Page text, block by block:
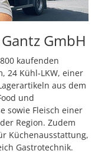
GmbH
kaufenden
24 Kühl-LKW, einer
aus dem
und
sowie Fleisch einer
Region. Zudem
Küchenausstattung,
Gastrotechnik.